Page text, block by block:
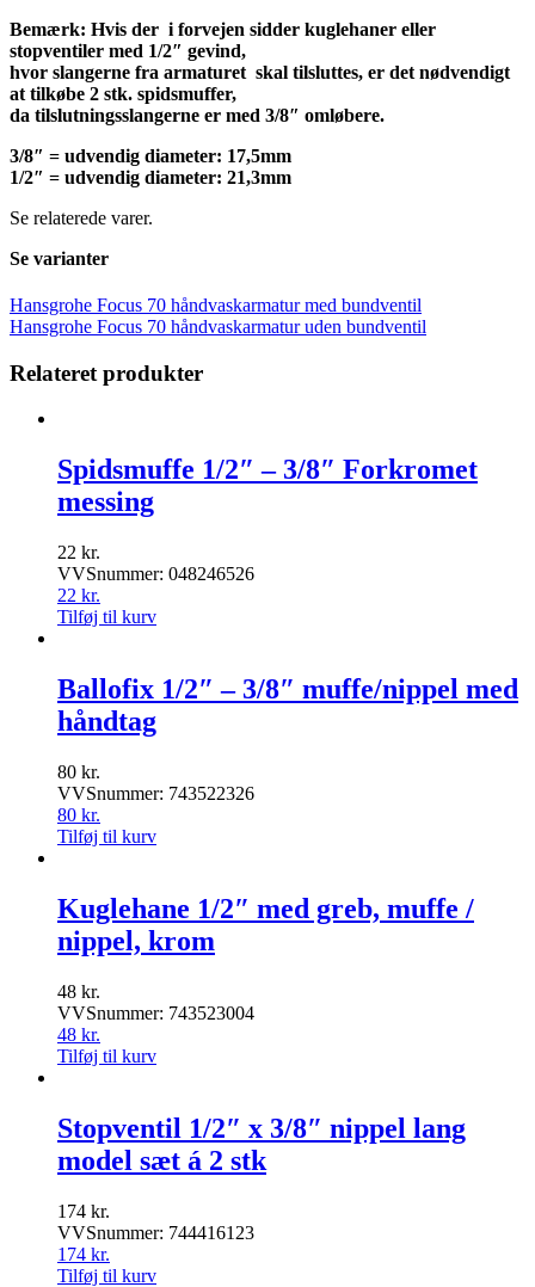
Bemærk: Hvis der i forvejen sidder kuglehaner eller
stopventiler med 1/2″ gevind,
hvor slangerne fra armaturet skal tilsluttes, er det nødvendigt
at tilkøbe 2 stk. spidsmuffer,
da tilslutningsslangerne er med 3/8″ omløbere.
3/8″ = udvendig diameter: 17,5mm
1/2″ = udvendig diameter: 21,3mm
Se relaterede varer.
Se varianter
Hansgrohe Focus 70 håndvaskarmatur med bundventil
Hansgrohe Focus 70 håndvaskarmatur uden bundventil
Relateret produkter
Spidsmuffe 1/2″ – 3/8″ Forkromet
messing
22 kr.
VVSnummer: 048246526
22 kr.
Tilføj til kurv
Ballofix 1/2″ – 3/8″ muffe/nippel med
håndtag
80 kr.
VVSnummer: 743522326
80 kr.
Tilføj til kurv
Kuglehane 1/2″ med greb, muffe /
nippel, krom
48 kr.
VVSnummer: 743523004
48 kr.
Tilføj til kurv
Stopventil 1/2″ x 3/8″ nippel lang
model sæt á 2 stk
174 kr.
VVSnummer: 744416123
174 kr.
Tilføj til kurv